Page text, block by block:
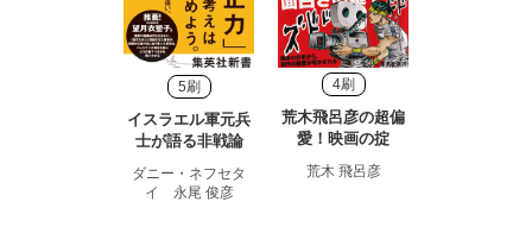
5刷
イスラエル軍元兵
士が語る非戦論
ダニー・ネフセタ
イ 永尾 俊彦
4刷
荒木飛呂彦の超偏
愛！映画の掟
荒木 飛呂彦